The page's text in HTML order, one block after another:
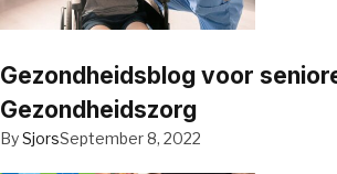
Gezondheidsblog voor
Gezondheidszorg
BySjorsSeptember 8, 2022